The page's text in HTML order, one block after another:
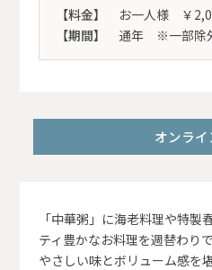
【料金】
お一人様 ￥
【期間】
通年 ※一部除
オンラ
「中華粥」に海老料理や特製
ティ豊かなお料理を週替わり
やさしい味とボリューム感を